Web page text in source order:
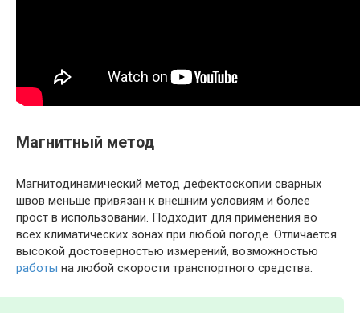
Магнитный метод
Магнитодинамический метод дефектоскопии сварных
швов меньше привязан к внешним условиям и более
прост в использовании. Подходит для применения во
всех климатических зонах при любой погоде. Отличается
высокой достоверностью измерений, возможностью
работы на любой скорости транспортного средства.